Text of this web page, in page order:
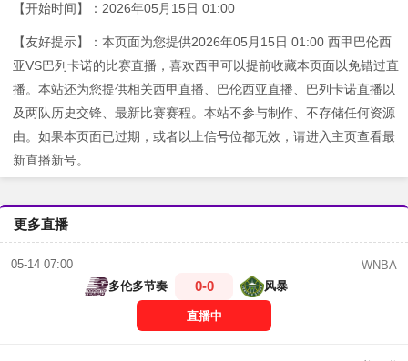
【开始时间】：2026年05月15日 01:00
【友好提示】：本页面为您提供2026年05月15日 01:00 西甲巴伦西
亚VS巴列卡诺的比赛直播，喜欢西甲可以提前收藏本页面以免错过直
播。本站还为您提供相关西甲直播、巴伦西亚直播、巴列卡诺直播以
及两队历史交锋、最新比赛赛程。本站不参与制作、不存储任何资源
由。如果本页面已过期，或者以上信号位都无效，请进入主页查看最
新直播新号。
更多直播
05-14 07:00
WNBA
多伦多节奏
0-0 风暴
直播中